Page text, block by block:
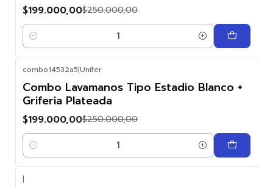
$199.000,00$250.000,00
Cantidad
-20%
OFF
combo14532a5|Unifer
Combo Lavamanos Tipo Estadio Blanco +
Griferia Plateada
$199.000,00$250.000,00
Cantidad
|